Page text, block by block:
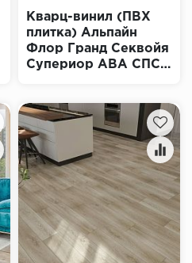
Кварц-винил (ПВХ
плитка) Альпайн
Флор Гранд Секвойя
Супериор ABA СПС
SUPERIOR GRAND
SEQUOIA SPC)